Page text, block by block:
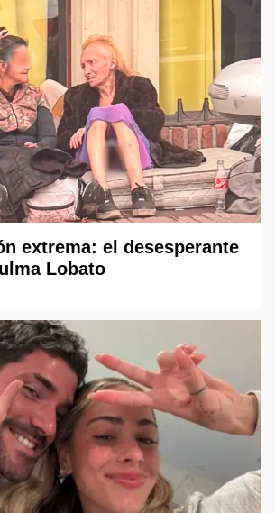
extrema: el desesperante
Lobato